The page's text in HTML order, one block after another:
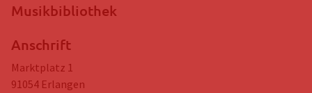
Musikbibliothek
Anschrift
Marktplatz 1
91054 Erlangen